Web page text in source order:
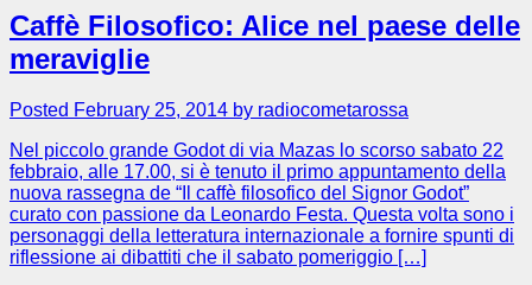
Caffè Filosofico: Alice nel paese delle
meraviglie
Posted February 25, 2014 by radiocometarossa
Nel piccolo grande Godot di via Mazas lo scorso sabato 22
febbraio, alle 17.00, si è tenuto il primo appuntamento della
nuova rassegna de “Il caffè filosofico del Signor Godot”
curato con passione da Leonardo Festa. Questa volta sono i
personaggi della letteratura internazionale a fornire spunti di
riflessione ai dibattiti che il sabato pomeriggio […]